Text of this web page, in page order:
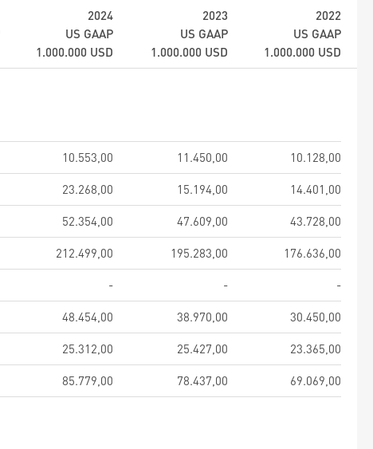
2024
US GAAP
1.000.000 USD
2023
US GAAP
1.000.000 USD
2022
US GAAP
1.000.000 USD
10.553,00 11.450,00
10.128,00
23.268,00 15.194,00
14.401,00
52.354,00 47.609,00
43.728,00
212.499,00 195.283,00
176.636,00
- -
-
48.454,00 38.970,00
30.450,00
25.312,00 25.427,00
23.365,00
85.779,00 78.437,00 69.069,00